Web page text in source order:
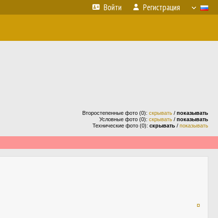
Войти Регистрация
Второстепенные фото (0): скрывать / показывать
Условные фото (0): скрывать / показывать
Технические фото (0): скрывать / показывать
¤